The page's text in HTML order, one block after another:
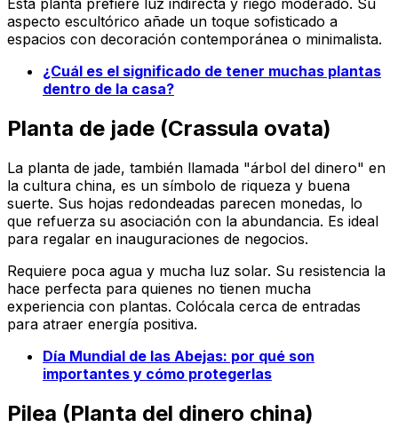
Esta planta prefiere luz indirecta y riego moderado. Su
aspecto escultórico añade un toque sofisticado a
espacios con decoración contemporánea o minimalista.
¿Cuál es el significado de tener muchas plantas
dentro de la casa?
Planta de jade (Crassula ovata)
La planta de jade, también llamada "árbol del dinero" en
la cultura china, es un símbolo de riqueza y buena
suerte. Sus hojas redondeadas parecen monedas, lo
que refuerza su asociación con la abundancia. Es ideal
para regalar en inauguraciones de negocios.
Requiere poca agua y mucha luz solar. Su resistencia la
hace perfecta para quienes no tienen mucha
experiencia con plantas. Colócala cerca de entradas
para atraer energía positiva.
Día Mundial de las Abejas: por qué son
importantes y cómo protegerlas
Pilea (Planta del dinero china)